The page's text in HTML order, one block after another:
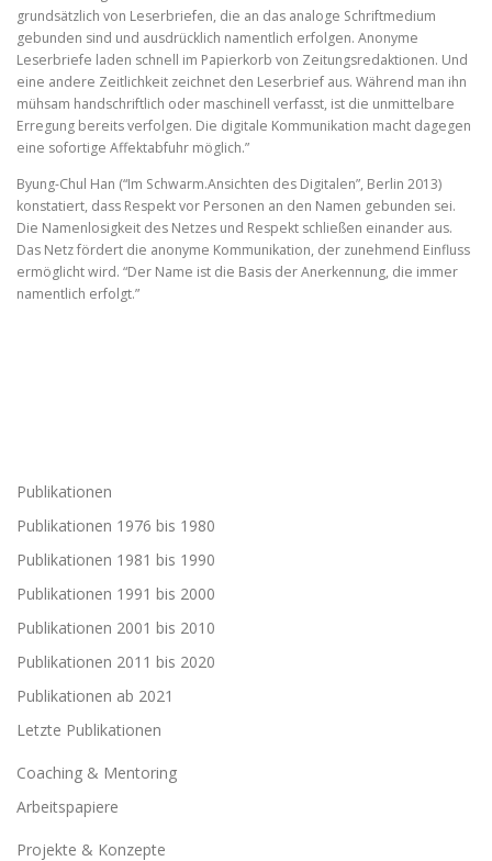
grundsätzlich von Leserbriefen, die an das analoge Schriftmedium
gebunden sind und ausdrücklich namentlich erfolgen. Anonyme
Leserbriefe laden schnell im Papierkorb von Zeitungsredaktionen. Und
eine andere Zeitlichkeit zeichnet den Leserbrief aus. Während man ihn
mühsam handschriftlich oder maschinell verfasst, ist die unmittelbare
Erregung bereits verfolgen. Die digitale Kommunikation macht dagegen
eine sofortige Affektabfuhr möglich.”
Byung-Chul Han (“Im Schwarm.Ansichten des Digitalen”, Berlin 2013)
konstatiert, dass Respekt vor Personen an den Namen gebunden sei.
Die Namenlosigkeit des Netzes und Respekt schließen einander aus.
Das Netz fördert die anonyme Kommunikation, der zunehmend Einfluss
ermöglicht wird. “Der Name ist die Basis der Anerkennung, die immer
namentlich erfolgt.”
Publikationen
Publikationen 1976 bis 1980
Publikationen 1981 bis 1990
Publikationen 1991 bis 2000
Publikationen 2001 bis 2010
Publikationen 2011 bis 2020
Publikationen ab 2021
Letzte Publikationen
Coaching & Mentoring
Arbeitspapiere
Projekte & Konzepte